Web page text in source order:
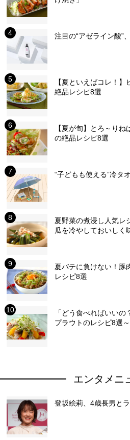
注目の“アゼライン酸”
【夏といえばコレ！
絶品レシピ8選
【夏が旬】とろ～り
の絶品レシピ8選
“子どもも使える”冷タ
夏野菜の煮浸し人気レ
瓜を冷やしておいしく
夏バテに負けない！豚
レシピ8選
「どう食べればいい
プラウトのレシピ8選
エンタメニ
登坂絵莉、4歳長男と